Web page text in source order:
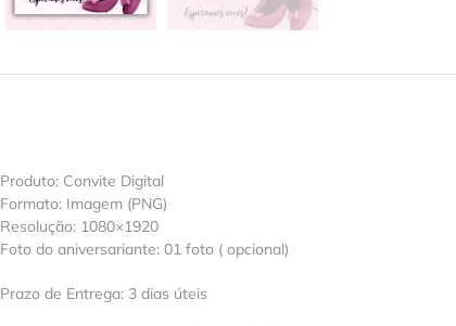
Produto: Convite Digital
Formato: Imagem (PNG)
Resolução: 1080×1920
Foto do aniversariante: 01 foto ( opcional)
Prazo de Entrega: 3 dias úteis